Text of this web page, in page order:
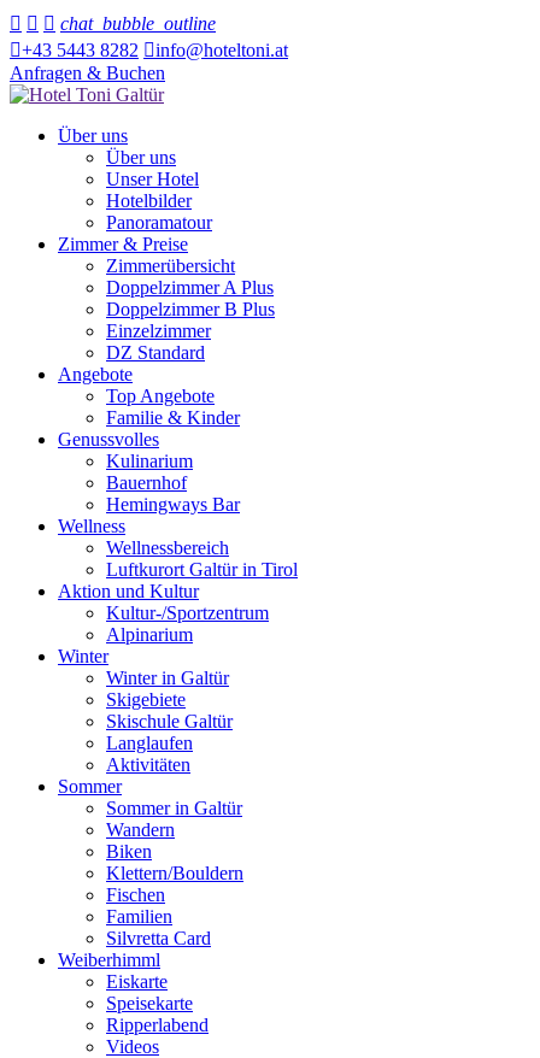
   chat_bubble_outline
+43 5443 8282 info@hoteltoni.at
Anfragen & Buchen
Über uns
Über uns
Unser Hotel
Hotelbilder
Panoramatour
Zimmer & Preise
Zimmerübersicht
Doppelzimmer A Plus
Doppelzimmer B Plus
Einzelzimmer
DZ Standard
Angebote
Top Angebote
Familie & Kinder
Genussvolles
Kulinarium
Bauernhof
Hemingways Bar
Wellness
Wellnessbereich
Luftkurort Galtür in Tirol
Aktion und Kultur
Kultur-/Sportzentrum
Alpinarium
Winter
Winter in Galtür
Skigebiete
Skischule Galtür
Langlaufen
Aktivitäten
Sommer
Sommer in Galtür
Wandern
Biken
Klettern/Bouldern
Fischen
Familien
Silvretta Card
Weiberhimml
Eiskarte
Speisekarte
Ripperlabend
Videos